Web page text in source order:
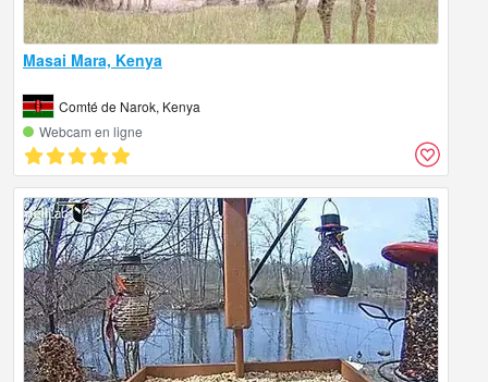
Masai Mara, Kenya
Comté de Narok, Kenya
Webcam en ligne